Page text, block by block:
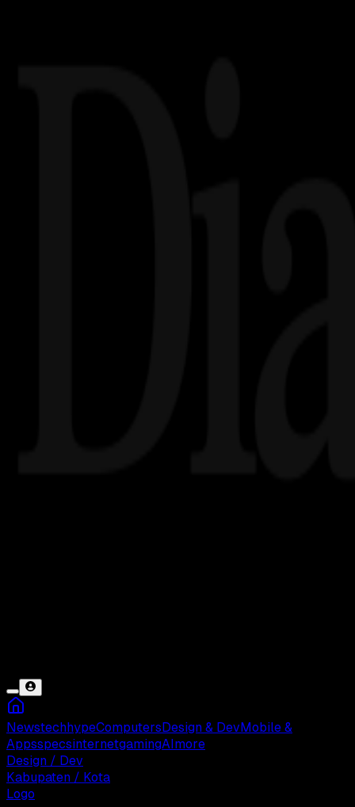
NewstechhypeComputers Design & Dev Mobile &
AppsspecsinternetgamingAI more
Design / Dev
Kabupaten / Kota
Logo